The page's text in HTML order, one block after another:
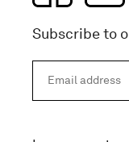
Subscribe to